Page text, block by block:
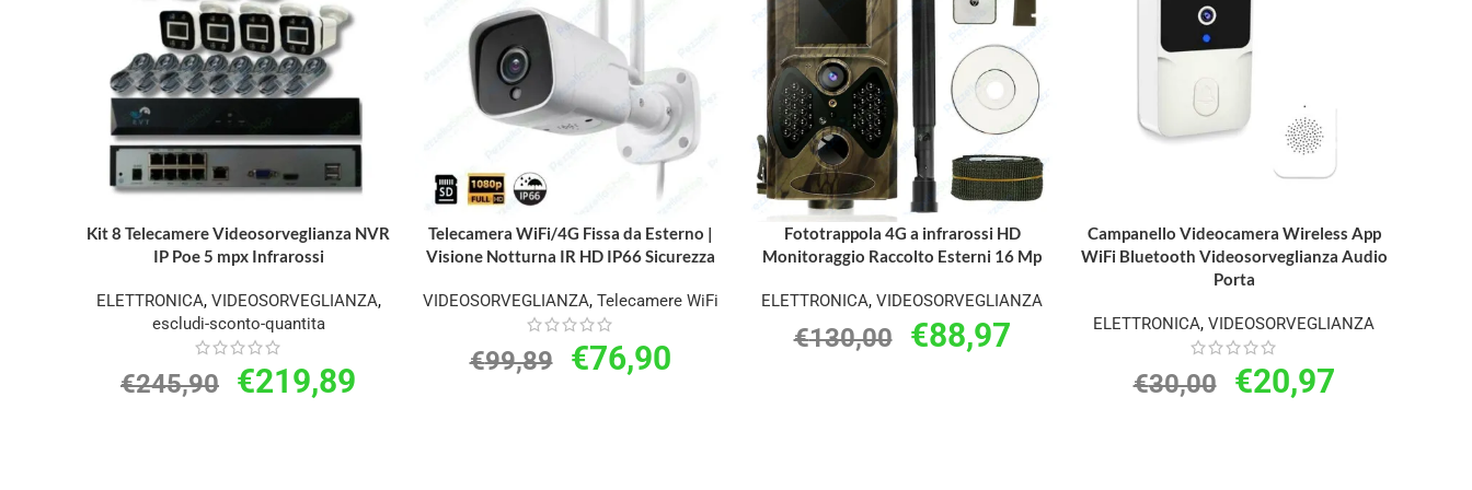
Kit 8 Telecamere Videosorveglianza NVR
IP Poe 5 mpx Infrarossi
ELETTRONICA, VIDEOSORVEGLIANZA,
escludi-sconto-quantita
€245,90 €219,89
Telecamera WiFi/4G Fissa da Esterno |
Visione Notturna IR HD IP66 Sicurezza
VIDEOSORVEGLIANZA, Telecamere WiFi
€99,89 €76,90
Fototrappola 4G a infrarossi HD
Monitoraggio Raccolto Esterni 16 Mp
ELETTRONICA, VIDEOSORVEGLIANZA
€130,00 €88,97
Campanello Videocamera Wireless App
WiFi Bluetooth Videosorveglianza Audio
Porta
ELETTRONICA, VIDEOSORVEGLIANZA
€30,00 €20,97